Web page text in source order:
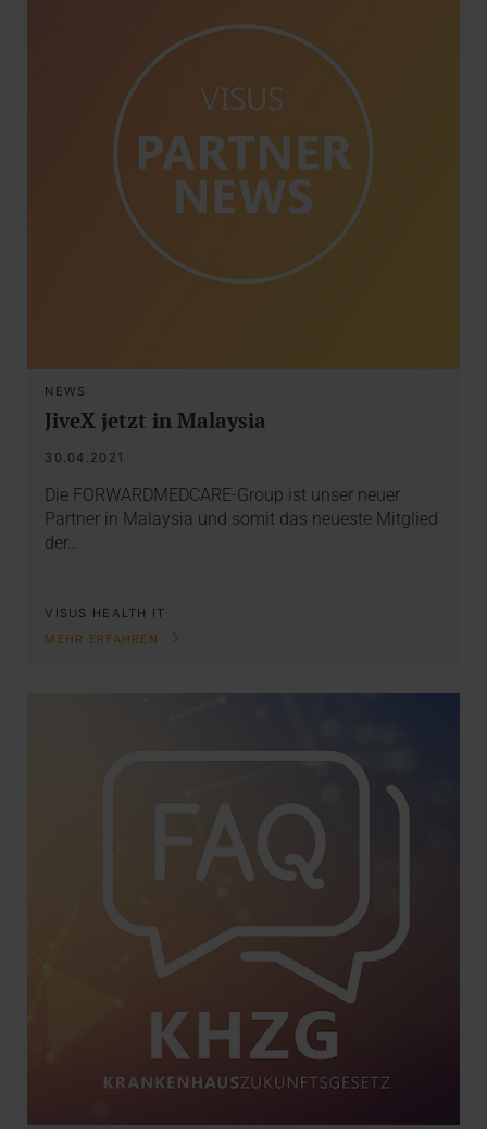
NEWS
JiveX jetzt in Malaysia
30.04.2021
Die FORWARDMEDCARE-Group ist unser neuer
Partner in Malaysia und somit das neueste Mitglied
der…
VISUS HEALTH IT
MEHR ERFAHREN